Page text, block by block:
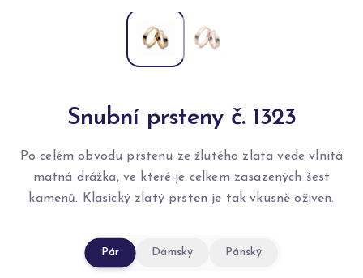
Snubní prsteny č. 1323
Po celém obvodu prstenu ze žlutého zlata vede vlnitá
matná drážka, ve které je celkem zasazených šest
kamenů. Klasický zlatý prsten je tak vkusně oživen.
Pár Dámský Pánský